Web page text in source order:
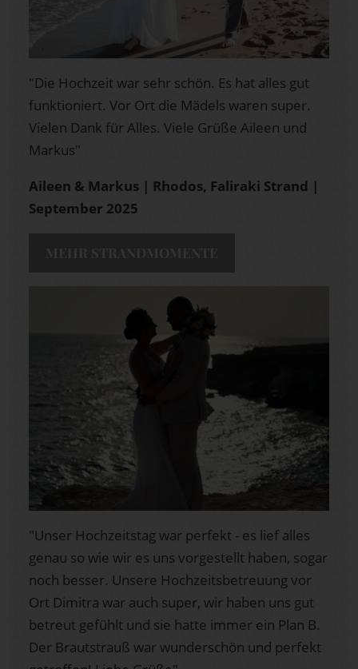
"Die Hochzeit war sehr schön. Es hat alles gut
funktioniert. Vor Ort die Mädels waren super.
Vielen Dank für Alles. Viele Grüße Aileen und
Markus"
Aileen & Markus | Rhodos, Faliraki Strand |
September 2025
"Unser Hochzeitstag war perfekt - es lief alles
genau so wie wir es uns vorgestellt haben, sogar
noch besser. Unsere Hochzeitsbetreuung vor
Ort Dimitra war auch super, wir haben uns gut
betreut gefühlt und sie hatte immer ein Plan B.
Der Brautstrauß war wunderschön und perfekt